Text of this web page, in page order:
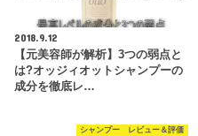
2018.9.12
【元美容師が解析】3つの弱点と
は?オッジィオットシャンプーの
成分を徹底レ…
シャンプー レビュー＆評価